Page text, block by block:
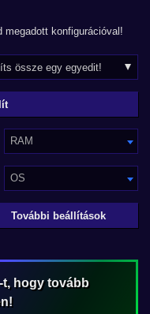
megadott konfigurációval!
RAM
OS
További beállítások
t, hogy tovább